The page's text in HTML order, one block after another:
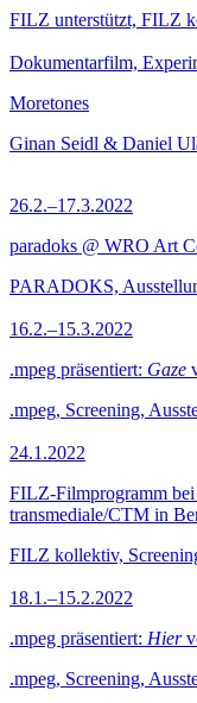
FILZ unterstützt, FILZ
Dokumentarfilm,
Moretones
Ginan Seidl & Daniel
26.2.–17.3.2022
paradoks @ WRO Art
PARADOKS,
16.2.–15.3.2022
.mpeg präsentiert: Gaze
.mpeg, Screening,
24.1.2022
FILZ-Filmprogramm
transmediale/CTM in
FILZ kollektiv,
18.1.–15.2.2022
.mpeg präsentiert: Hier
.mpeg, Screening,